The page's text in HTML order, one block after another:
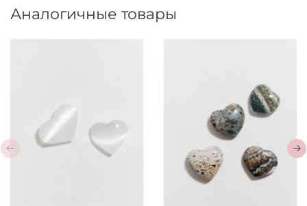
Аналогичные товары